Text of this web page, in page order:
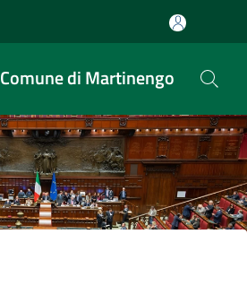
Comune di Martinengo